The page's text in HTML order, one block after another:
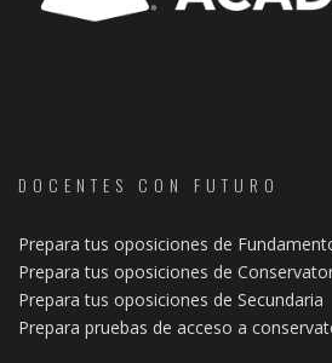
DOCENTES CON FUTURO
Prepara tus oposiciones de
Prepara tus oposiciones de
Prepara tus oposiciones de Secundaria
Prepara pruebas de acceso a